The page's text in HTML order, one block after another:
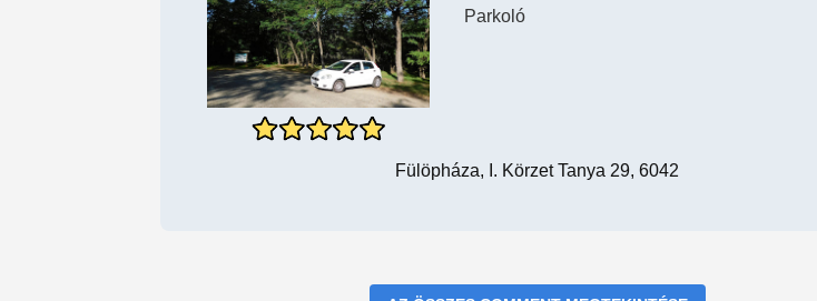
Parkoló
Fülöpháza, I. Körzet Tanya 29, 6042